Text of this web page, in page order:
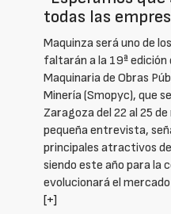
todas las
Maquinza será uno de
faltarán a la 19ª edición
Maquinaria de Obras
Minería (Smopyc), que
Zaragoza del 22 al 25
pequeña entrevista,
principales atractivos
siendo este año para la
evolucionará el
[+]